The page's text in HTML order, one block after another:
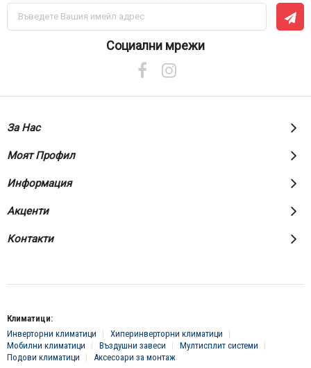
Абонирай
за
Социални мрежи
За Нас
Моят Профил
Информация
Акценти
Контакти
Климатици:
Инверторни климатици
Хиперинверторни климатици
Мобилни климатици
Въздушни завеси
Мултисплит системи
Подови климатици
Аксесоари за монтаж